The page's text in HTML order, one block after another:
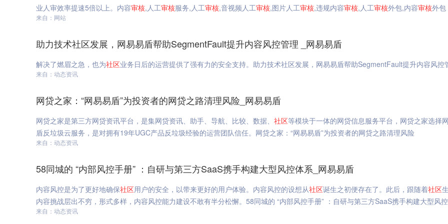
业人审效率提速5倍以上。内容审核,人工审核服务,人工审核,音视频人工审核,图片人工审核,违规内容审核,人工审核外包,内容审核外包
来自：网站
助力技术社区发展，网易易盾帮助SegmentFault提升内容风控管理 _网易易盾
解决了燃眉之急，也为社区业务日后的运营提供了强有力的安全支持。助力技术社区发展，网易易盾帮助SegmentFault提升内容风控
来自：动态资讯
网贷之家：“网易易盾”为投资者的网贷之路清理风险_网易易盾
网贷之家是第三方网贷资讯平台，是集网贷资讯、助手、导航、比较、数据、 社区等模块于一体的网贷信息服务平台，网贷之家选择
盾反垃圾云服务，是对拥有19年UGC产品反垃圾经验的运营团队信任。网贷之家：“网易易盾”为投资者的网贷之路清理风险
来自：动态资讯
58同城的 “内部风控手册” ：自研与第三方SaaS携手构建大型风控体系_网易易盾
内容风控是为了更好地确保社区用户的安全，以带来更好的用户体验。内容风控的设想从社区诞生之初便存在了。此后，跟随着社区
内容挑战层出不穷，形式多样，内容风控能力建设不敢有半分松懈。58同城的 “内部风控手册” ：自研与第三方SaaS携手构建大型风
来自：动态资讯